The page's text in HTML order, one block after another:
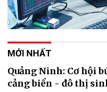
MỚI NHẤT
Quảng Ninh: Cơ hội
cảng biển - đô thị